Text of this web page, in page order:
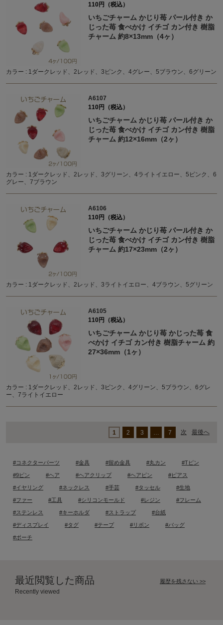
110円（税込）
いちごチャーム かじり苺 パール付き か
じった苺 食べかけ イチゴ カン付き 樹脂
チャーム 約8×13mm（4ヶ）
カラー : 1ダークレッド、2レッド、3ピンク、4グレー、5ブラウン、6グリーン
A6107
110円（税込）
いちごチャーム かじり苺 パール付き か
じった苺 食べかけ イチゴ カン付き 樹脂
チャーム 約12×16mm（2ヶ）
カラー : 1ダークレッド、2レッド、3グリーン、4ライトイエロー、5ピンク、6
グレー、7ブラウン
A6106
110円（税込）
いちごチャーム かじり苺 パール付き か
じった苺 食べかけ イチゴ カン付き 樹脂
チャーム 約17×23mm（2ヶ）
カラー : 1ダークレッド、2レッド、3ライトイエロー、4ブラウン、5グリーン
A6105
110円（税込）
いちごチャーム かじり苺 かじった苺 食
べかけ イチゴ カン付き 樹脂チャーム 約
27×36mm（1ヶ）
カラー : 1ダークレッド、2レッド、3ピンク、4グリーン、5ブラウン、6グレ
ー、7ライトイエロー
1 2 3 7 次 最後へ
#コネクターパーツ #金具 #留め金具 #丸カン #Tピン
#9ピン #ヘア #ヘアクリップ #ヘアピン #ピアス
#イヤリング #ネックレス #手芸 #タッセル #生地
#ファー #工具 #シリコンモールド #レジン #フレーム
#ステンレス #キーホルダ #ストラップ #台紙
#ディスプレイ #タグ #テープ #リボン #バッグ
#ポーチ
最近閲覧した商品
Recently viewed
履歴を残さない >>